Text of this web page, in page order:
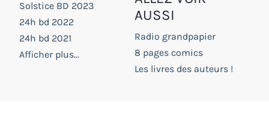
Solstice BD 2023
24h bd 2022
24h bd 2021
Afficher plus...
AUSSI
Radio grandpapier
8 pages comics
Les livres des auteurs !